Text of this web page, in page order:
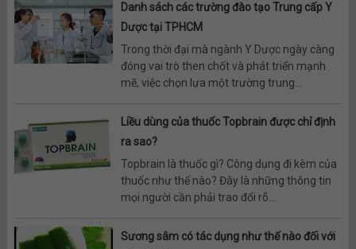
Danh sách các trường đào tạo Trung cấp Y
Dược tại TPHCM
Trong thời đại mà ngành Y Dược ngày càng
đóng vai trò then chốt và phát triển mạnh
mẽ, việc chọn lựa một trường trung...
Liều dùng của thuốc Topbrain được chỉ định
ra sao?
Topbrain là thuốc gì? Công dụng đi kèm của
thuốc như thế nào? Đây là những thông tin
mọi người cần phải trao đổi rõ...
Sương sâm có tác dụng như thế nào đối với